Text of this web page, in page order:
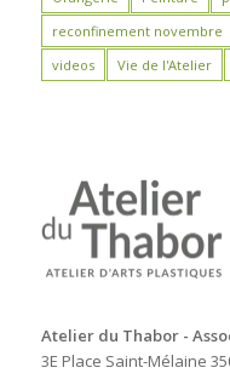
reconfinement novembre
videos
Vie de l'Atelier
Atelier du Thabor -
3E Place Saint-Mélaine